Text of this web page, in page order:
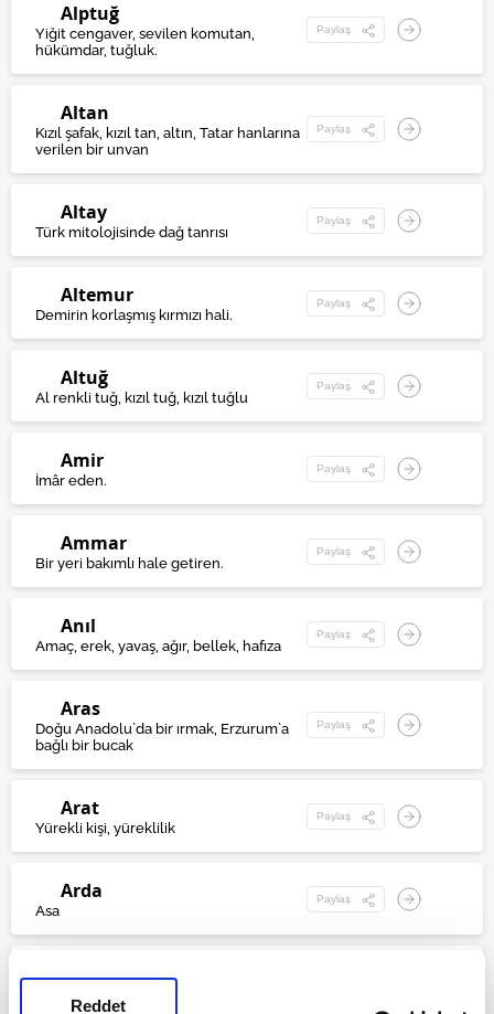
Reddet
Alptuğ
Yiğit cengaver, sevilen komutan,
hükümdar, tuğluk.
Paylaş
Altan
Kızıl şafak, kızıl tan, altın, Tatar hanlarına
verilen bir unvan
Paylaş
Altay
Türk mitolojisinde dağ tanrısı
Paylaş
Altemur
Demirin korlaşmış kırmızı hali.
Paylaş
Altuğ
Al renkli tuğ, kızıl tuğ, kızıl tuğlu
Paylaş
Amir
İmâr eden.
Paylaş
Ammar
Bir yeri bakımlı hale getiren.
Paylaş
Anıl
Amaç, erek, yavaş, ağır, bellek, hafıza
Paylaş
Aras
Doğu Anadolu`da bir ırmak, Erzurum`a
bağlı bir bucak
Paylaş
Arat
Yürekli kişi, yüreklilik
Paylaş
Arda
Asa
Paylaş
Ardahan